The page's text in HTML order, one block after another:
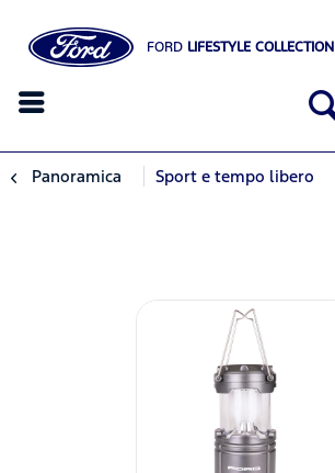
FORD LIFESTYLE COLLECTION
Panoramica Sport e tempo libero